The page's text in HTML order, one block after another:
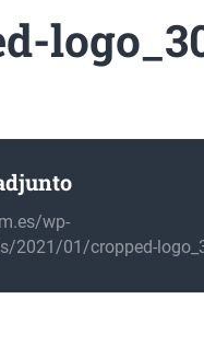
wp-
2021/01/cropped-